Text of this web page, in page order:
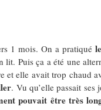
1 mois. On a pratiqué
Puis ça a été une
et elle avait trop chaud
. Vu qu’elle passait
pouvait être très